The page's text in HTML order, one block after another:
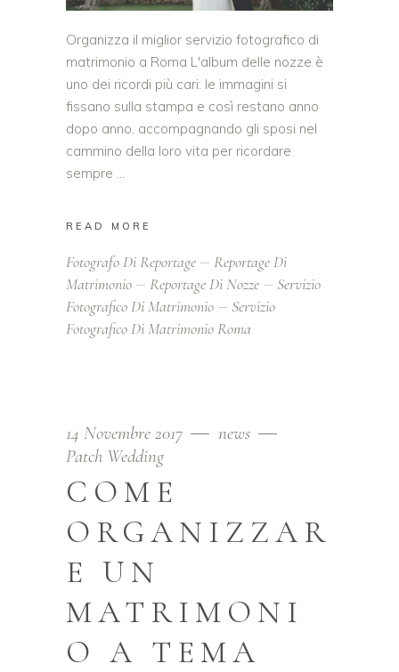
Organizza il miglior servizio fotografico di
matrimonio a Roma L'album delle nozze è
uno dei ricordi più cari: le immagini si
fissano sulla stampa e così restano anno
dopo anno, accompagnando gli sposi nel
cammino della loro vita per ricordare
sempre
READ MORE
Fotografo Di Reportage
Reportage Di
Matrimonio
Reportage Di Nozze
Servizio
Fotografico Di Matrimonio
Servizio
Fotografico Di Matrimonio Roma
14 Novembre 2017
news
Patch Wedding
COME
ORGANIZZAR
E UN
MATRIMONI
O A TEMA